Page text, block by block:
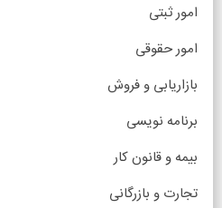
امور ثبتی
امور حقوقی
بازاریابی و فروش
برنامه نویسی
بیمه و قانون کار
تجارت و بازرگانی